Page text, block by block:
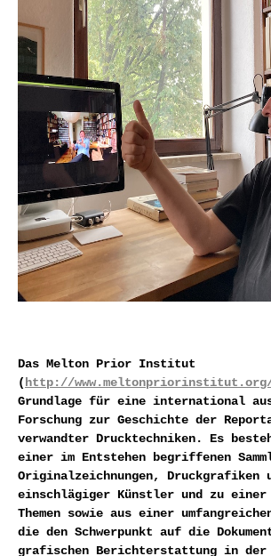
Das Melton Prior Institut
( http://
Grundlage für eine international
Forschung zur Geschichte der
verwandter Drucktechniken. Es
einer im Entstehen begriffenen
Originalzeichnungen, Druckgrafiken
einschlägiger Künstler und zu
Themen sowie aus einer
die den Schwerpunkt auf die
grafischen Berichterstattung in der